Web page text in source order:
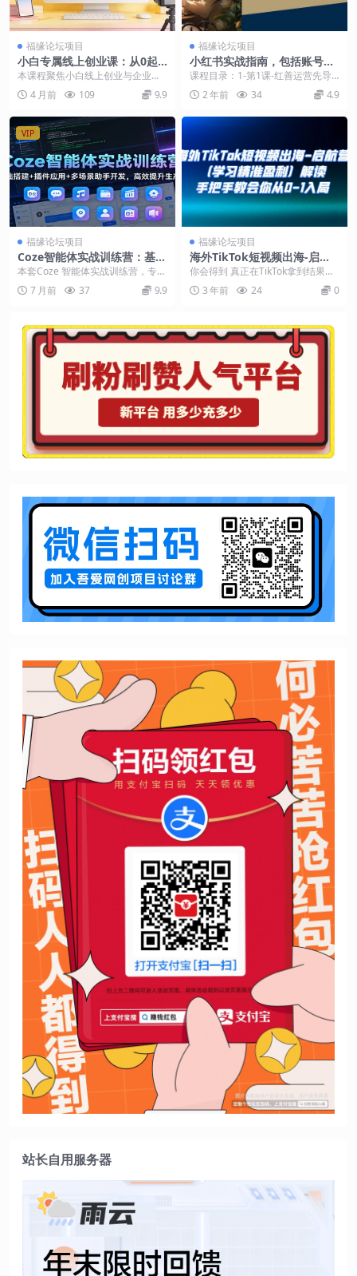
福缘论坛项目
小白专属线上创业课：从0起
号到直播变现，手把手教你轻
本课程聚焦小白线上创业与企业精
准用户增长，全程以实操为核心，
拒绝空泛理论。涵盖账...
4 月前 109 9.9
福缘论坛项目
小红书实战指南，包括账号定
位/作品制作/发布技巧/流量思
课程目录：1-第1课-红善运营先导
课_1.mp42-第2课-红薯崛起的百科
全书_...
2 年前 34 4.9
VIP
福缘论坛项目
Coze智能体实战训练营：基础
搭建+插件应用+多场景助手开
发，高效提升生产力
本套Coze 智能体实战训练营，专为
AI 应用开发者、职场效率提升者打
造，覆盖...
7 月前 37 9.9
福缘论坛项目
海外TikTok短视频出海-启航
营（学习精准盈利）解读，手
把手教会你从0-1入局
你会得到 真正在TikTok拿到结果的
成功案例，帮你取其精华 明确区分
国内抖音和...
3 年前 24 0
站长自用服务器